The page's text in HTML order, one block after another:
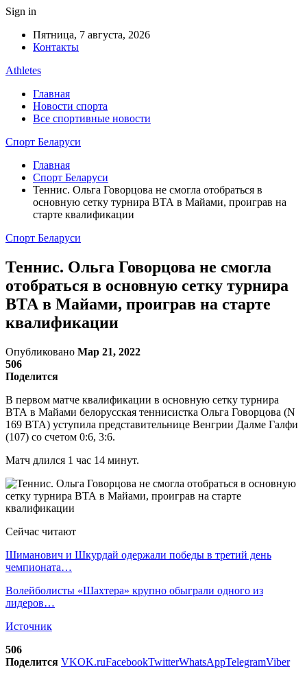
Sign in
Пятница, 7 августа, 2026
Контакты
Athletes
Главная
Новости спорта
Все спортивные новости
Спорт Беларуси
Главная
Спорт Беларуси
Теннис. Ольга Говорцова не смогла отобраться в
основную сетку турнира ВТА в Майами, проиграв на
старте квалификации
Спорт Беларуси
Теннис. Ольга Говорцова не смогла
отобраться в основную сетку турнира
ВТА в Майами, проиграв на старте
квалификации
Опубликовано Мар 21, 2022
506
Поделится
В первом матче квалификации в основную сетку турнира
ВТА в Майами белорусская теннисистка Ольга Говорцова (N
169 ВТА) уступила представительнице Венгрии Далме Галфи
(107) со счетом 0:6, 3:6.
Матч длился 1 час 14 минут.
Сейчас читают
Шиманович и Шкурдай одержали победы в третий день
чемпионата…
Волейболисты «Шахтера» крупно обыграли одного из
лидеров…
Источник
506
Поделится VKOK.ruFacebookTwitterWhatsAppTelegramViber